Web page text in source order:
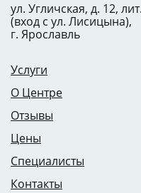
ул. Угличская, д. 12,
(вход с ул. Лисицына),
г. Ярославль
Услуги
О Центре
Отзывы
Цены
Специалисты
Контакты